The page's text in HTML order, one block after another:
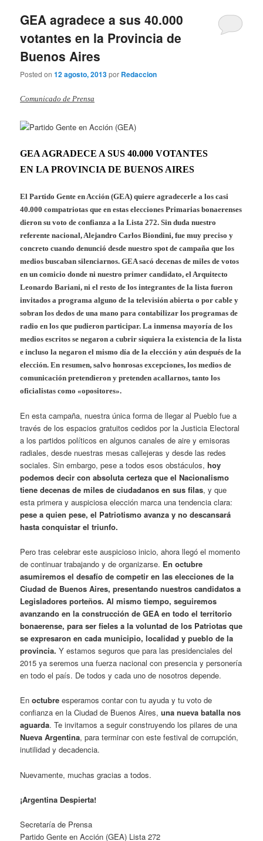
GEA agradece a sus 40.000
votantes en la Provincia de
Buenos Aires
Posted on12 agosto, 2013por Redaccion
Comunicado de Prensa
GEA AGRADECE A SUS 40.000 VOTANTES
EN LA PROVINCIA DE BUENOS AIRES
El Partido Gente en Acción (GEA) quiere agradecerle a los casi
40.000 compatriotas que en estas elecciones Primarias bonaerenses
dieron su voto de confianza a la Lista 272. Sin duda nuestro
referente nacional, Alejandro Carlos Biondini, fue muy preciso y
concreto cuando denunció desde nuestro spot de campaña que los
medios buscaban silenciarnos. GEA sacó decenas de miles de votos
en un comicio donde ni nuestro primer candidato, el Arquitecto
Leonardo Bariani, ni el resto de los integrantes de la lista fueron
invitados a programa alguno de la televisión abierta o por cable y
sobran los dedos de una mano para contabilizar los programas de
radio en los que pudieron participar. La inmensa mayoría de los
medios escritos se negaron a cubrir siquiera la existencia de la lista
e incluso la negaron el mismo día de la elección y aún después de la
elección. En resumen, salvo honrosas excepciones, los medios de
comunicación pretendieron y pretenden acallarnos, tanto los
oficialistas como «opositores».
En esta campaña, nuestra única forma de llegar al Pueblo fue a
través de los espacios gratuitos cedidos por la Justicia Electoral
a los partidos políticos en algunos canales de aire y emisoras
radiales, desde nuestras mesas callejeras y desde las redes
sociales. Sin embargo, pese a todos esos obstáculos,hoy
podemos decir con absoluta certeza que el Nacionalismo
tiene decenas de miles de ciudadanos en sus filas, y que
esta primera y auspiciosa elección marca una tendencia clara:
pese a quien pese, el Patriotismo avanza y no descansará
hasta conquistar el triunfo.
Pero tras celebrar este auspicioso inicio, ahora llegó el momento
de continuar trabajando y de organizarse. En octubre
asumiremos el desafío de competir en las elecciones de la
Ciudad de Buenos Aires, presentando nuestros candidatos a
Legisladores porteños. Al mismo tiempo, seguiremos
avanzando en la construcción de GEA en todo el territorio
bonaerense, para ser fieles a la voluntad de los Patriotas que
se expresaron en cada municipio, localidad y pueblo de la
provincia. Y estamos seguros que para las presidenciales del
2015 ya seremos una fuerza nacional con presencia y personería
en todo el país. De todos y cada uno de nosotros depende.
Enoctubreesperamos contar con tu ayuda y tu voto de
confianza en la Ciudad de Buenos Aires,una nueva batalla nos
aguarda. Te invitamos a seguir construyendo los pilares de una
Nueva Argentina, para terminar con este festival de corrupción,
inutilidad y decadencia.
Nuevamente, muchas gracias a todos.
¡Argentina Despierta!
Secretaría de Prensa
Partido Gente en Acción (GEA) Lista 272